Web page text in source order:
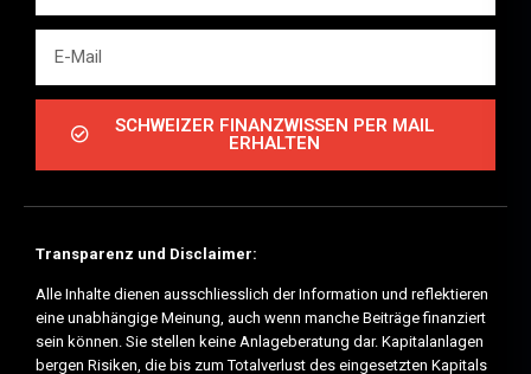
SCHWEIZER FINANZWISSEN PER MAIL
ERHALTEN
Transparenz und Disclaimer:
Alle Inhalte dienen ausschliesslich der Information und reflektieren
eine unabhängige Meinung, auch wenn manche Beiträge finanziert
sein können. Sie stellen keine Anlageberatung dar. Kapitalanlagen
bergen Risiken, die bis zum Totalverlust des eingesetzten Kapitals